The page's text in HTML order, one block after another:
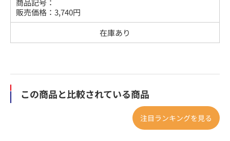
販売価格： 3,740円
在庫あり
この商品と比較されている商品
注目ランキングを見る